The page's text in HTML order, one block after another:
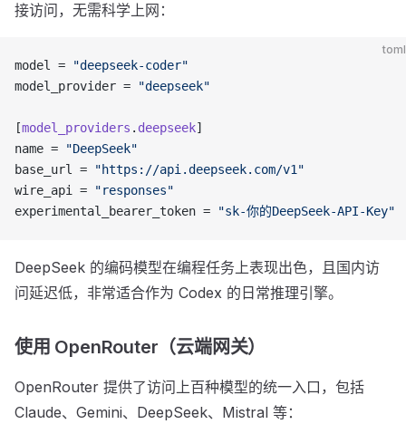
接访问，无需科学上网：
toml
model =
"deepseek-coder"
model_provider =
"deepseek"
[model_providers . deepseek]
name =
"DeepSeek"
base_url =
"https://api.deepseek.com/v1"
wire_api =
"responses"
experimental_bearer_token =
"sk-你的DeepSeek-API-Key"
DeepSeek 的编码模型在编程任务上表现出色，且国内访
问延迟低，非常适合作为 Codex 的日常推理引擎。
使用 OpenRouter（云端网关）
OpenRouter 提供了访问上百种模型的统一入口，包括
Claude、Gemini、DeepSeek、Mistral 等：